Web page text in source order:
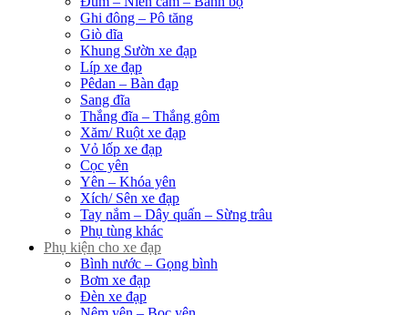
Ghi đông – Pô tăng
Giò dĩa
Khung Sườn xe đạp
Líp xe đạp
Pêdan – Bàn đạp
Sang đĩa
Thắng đĩa – Thắng gôm
Xăm/ Ruột xe đạp
Vỏ lốp xe đạp
Cọc yên
Yên – Khóa yên
Xích/ Sên xe đạp
Tay nắm – Dây quấn – Sừng trâu
Phụ tùng khác
Phụ kiện cho xe đạp
Bình nước – Gọng bình
Bơm xe đạp
Đèn xe đạp